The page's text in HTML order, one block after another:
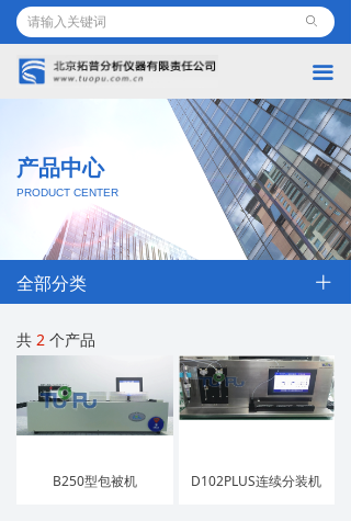
ꄙ
끀
首页
公司简介
最新动态
知识产权
所获荣誉
全部分类 ꄶ
끀
共 2 个产品
B250型包被机 D102PLUS连续分装机
产品中心
PRODUCT CENTER